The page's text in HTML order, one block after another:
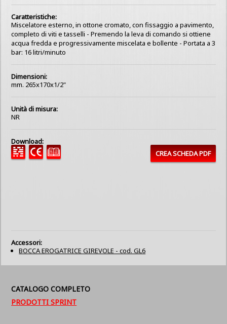
Caratteristiche:
Miscelatore esterno, in ottone cromato, con fissaggio a pavimento,
completo di viti e tasselli - Premendo la leva di comando si ottiene
acqua fredda e progressivamente miscelata e bollente - Portata a 3
bar: 16 litri/minuto
Dimensioni:
mm. 265x170x1/2"
Unità di misura:
NR
Download:
CREA SCHEDA PDF
Accessori:
BOCCA EROGATRICE GIREVOLE - cod. GL6
CATALOGO COMPLETO
PRODOTTI SPRINT